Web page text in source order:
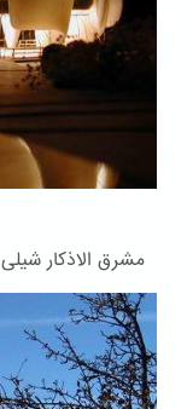
مشرق الاذکار شیلی